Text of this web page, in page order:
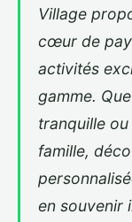
Village
cœur de
activités
gamme.
tranquille ou
famille,
en souvenir